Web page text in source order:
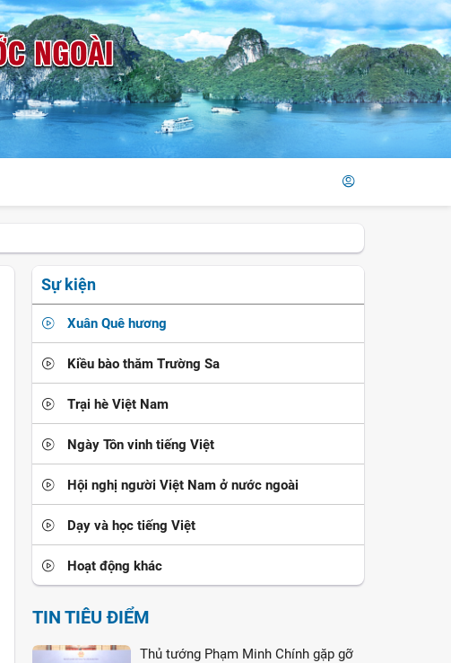
Sự kiện
Xuân Quê hương
Kiều bào thăm Trường Sa
Trại hè Việt Nam
Ngày Tôn vinh tiếng Việt
Hội nghị người Việt Nam ở nước ngoài
Dạy và học tiếng Việt
Hoạt động khác
TIN TIÊU ĐIỂM
Thủ tướng Phạm Minh Chính gặp gỡ